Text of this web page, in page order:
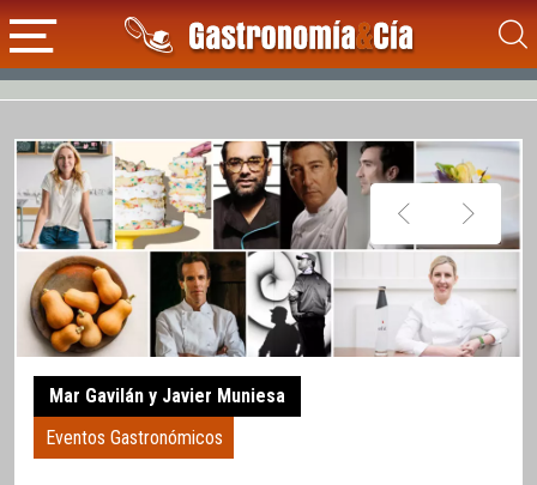
Mar Gavilán y Javier Muniesa
Eventos Gastronómicos